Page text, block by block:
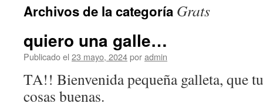
Archivos de la categoría Grats
quiero una galle…
Publicado el 23 mayo, 2024poradmin
TA!! Bienvenida pequeña galleta, que
cosas buenas.